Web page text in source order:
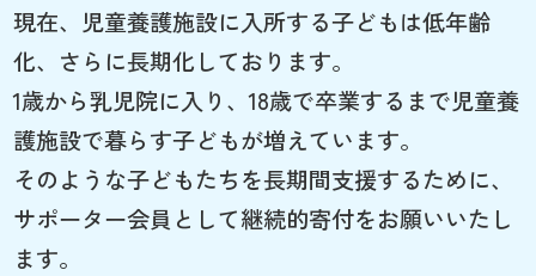
現在、児童養護施設に入所する子どもは低年齢
化、さらに長期化しております。
1歳から乳児院に入り、18歳で卒業するまで児童養
護施設で暮らす子どもが増えています。
そのような子どもたちを長期間支援するために、
サポーター会員として継続的寄付をお願いいたし
ます。